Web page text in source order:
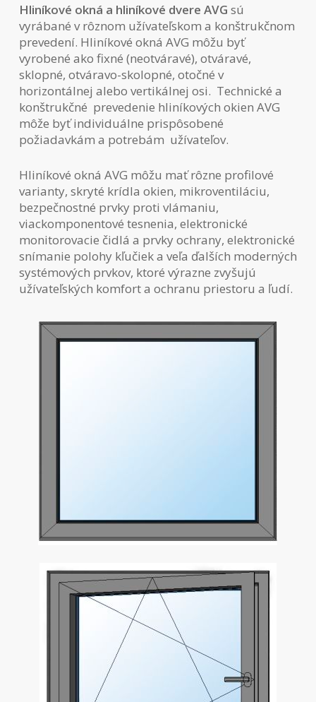
Hliníkové okná a hliníkové dvere AVG sú
vyrábané v rôznom užívateľskom a konštrukčnom
prevedení. Hliníkové okná AVG môžu byť
vyrobené ako fixné (neotváravé), otváravé,
sklopné, otváravo-skolopné, otočné v
horizontálnej alebo vertikálnej osi. Technické a
konštrukčné prevedenie hliníkových okien AVG
môže byť individuálne prispôsobené
požiadavkám a potrebám užívateľov.
Hliníkové okná AVG môžu mať rôzne profilové
varianty, skryté krídla okien, mikroventiláciu,
bezpečnostné prvky proti vlámaniu,
viackomponentové tesnenia, elektronické
monitorovacie čidlá a prvky ochrany, elektronické
snímanie polohy kľučiek a veľa ďalších moderných
systémových prvkov, ktoré výrazne zvyšujú
užívateľských komfort a ochranu priestoru a ľudí.